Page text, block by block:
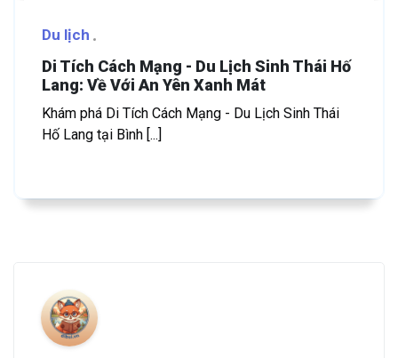
Du lịch
Di Tích Cách Mạng - Du Lịch Sinh Thái Hố
Lang: Về Với An Yên Xanh Mát
Khám phá Di Tích Cách Mạng - Du Lịch Sinh Thái
Hố Lang tại Bình [...]